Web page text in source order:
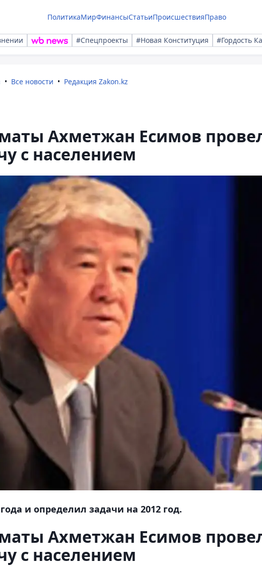
ПолитикаМирФинансыСтатьиПроисшествияПраво
#Спецпроекты #Новая Конституция #Гордость
Все новости Редакция Zakon.kz
Ахметжан Есимов
с населением
и определил задачи на 2012 год.
Ахметжан Есимов
с населением